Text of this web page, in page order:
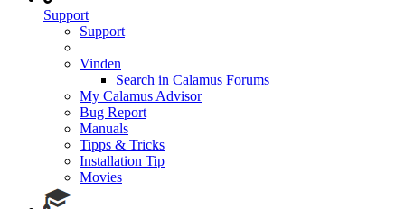
Support
Support
Vinden
Search in Calamus Forums
My Calamus Advisor
Bug Report
Manuals
Tipps & Tricks
Installation Tip
Movies